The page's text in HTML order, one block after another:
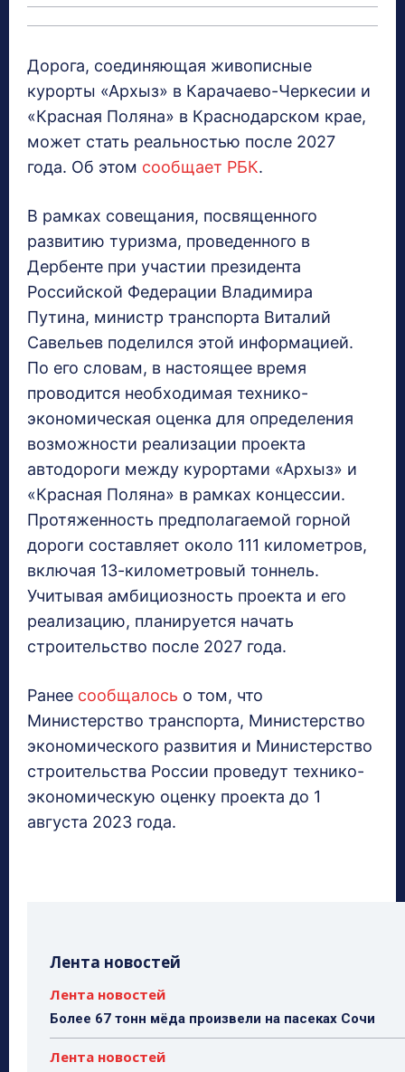
Дорога, соединяющая живописные
курорты «Архыз» в Карачаево-Черкесии и
«Красная Поляна» в Краснодарском крае,
может стать реальностью после 2027
года. Об этом сообщает РБК.
В рамках совещания, посвященного
развитию туризма, проведенного в
Дербенте при участии президента
Российской Федерации Владимира
Путина, министр транспорта Виталий
Савельев поделился этой информацией.
По его словам, в настоящее время
проводится необходимая технико-
экономическая оценка для определения
возможности реализации проекта
автодороги между курортами «Архыз» и
«Красная Поляна» в рамках концессии.
Протяженность предполагаемой горной
дороги составляет около 111 километров,
включая 13-километровый тоннель.
Учитывая амбициозность проекта и его
реализацию, планируется начать
строительство после 2027 года.
Ранее сообщалось о том, что
Министерство транспорта, Министерство
экономического развития и Министерство
строительства России проведут технико-
экономическую оценку проекта до 1
августа 2023 года.
Лента новостей
Лента новостей
Более 67 тонн мёда произвели на пасеках Сочи
Лента новостей